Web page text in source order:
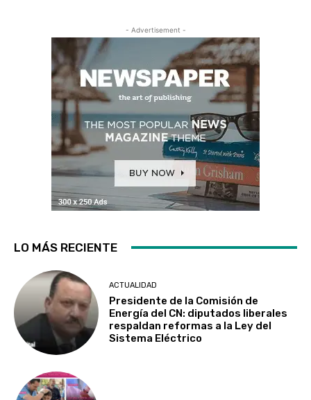
- Advertisement -
LO MÁS RECIENTE
ACTUALIDAD
Presidente de la Comisión de
Energía del CN: diputados liberales
respaldan reformas a la Ley del
Sistema Eléctrico